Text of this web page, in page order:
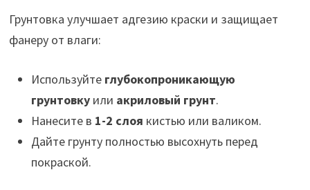
Грунтовка улучшает адгезию краски и защищает
фанеру от влаги:
Используйте глубокопроникающую
грунтовкуили акриловый грунт.
Нанесите в 1-2 слоя кистью или валиком.
Дайте грунту полностью высохнуть перед
покраской.